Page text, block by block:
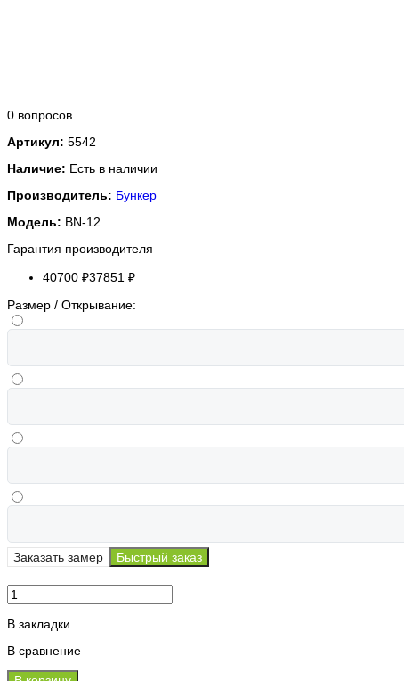
0 вопросов
Артикул: 5542
Наличие: Есть в наличии
Производитель: Бункер
Модель: BN-12
Гарантия производителя
40700 ₽37851 ₽
Размер / Открывание:
Заказать замер Быстрый заказ
В закладки
В сравнение